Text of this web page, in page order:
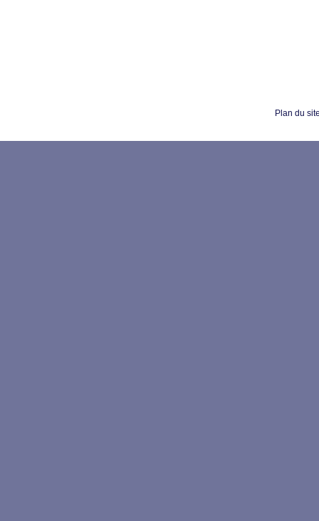
Plan du